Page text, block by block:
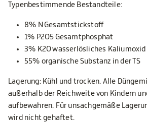
Typenbestimmende Bestandteile:
8% N Gesamtstickstoff
1% P2O5 Gesamtphosphat
3% K2O wasserlösliches Kaliumoxid
55% organische Substanz in der TS
Lagerung: Kühl und trocken. Alle
außerhalb der Reichweite von Kindern
aufbewahren. Für unsachgemäße
wird nicht gehaftet.